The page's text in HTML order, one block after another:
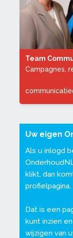
Team
Campagnes,
Uw eigen
Als u inlogd
OnderhoudNL
klikt, dan
profielpagina.
Dat is een
kunt inzien
wijzigen van